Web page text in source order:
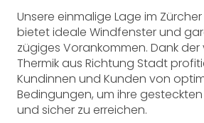
Unsere einmalige Lage im
bietet ideale Windfenster und
zügiges Vorankommen. Dank
Thermik aus Richtung Stadt
Kundinnen und Kunden von
Bedingungen, um ihre
und sicher zu erreichen.